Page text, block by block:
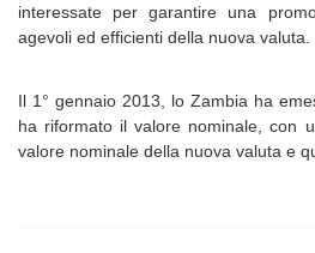
interessate per garantire una
agevoli ed efficienti della nuova valuta.
Il 1° gennaio 2013, lo Zambia ha
ha riformato il valore nominale, con
valore nominale della nuova valuta e